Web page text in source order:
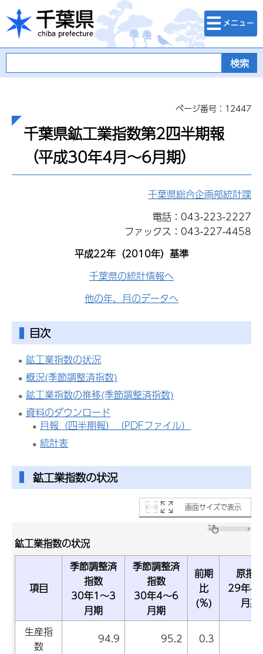
千葉県
検索・メニュ
ー
ページ番号：12447
千葉県鉱工業指数第2四半期報
（平成30年4月～6月期）
千葉県総合企画部統計課
電話：043-223-2227
ファックス：043-227-4458
平成22年（2010年）基準
千葉県の統計情報へ
他の年、月のデータへ
目次
鉱工業指数の状況
概況(季節調整済指数)
鉱工業指数の推移(季節調整済指数)
資料のダウンロード
月報（四半期報）（PDFファイル）
統計表
鉱工業指数の状況
画面サイズで表示
鉱工業指数の状況
項目
季節調整済
指数
30年1～3
月期
季節調整済
指数
30年4～6
月期
前期
比
(％)
原指
29年4
月期
生産指
数
94.9 95.2 0.3